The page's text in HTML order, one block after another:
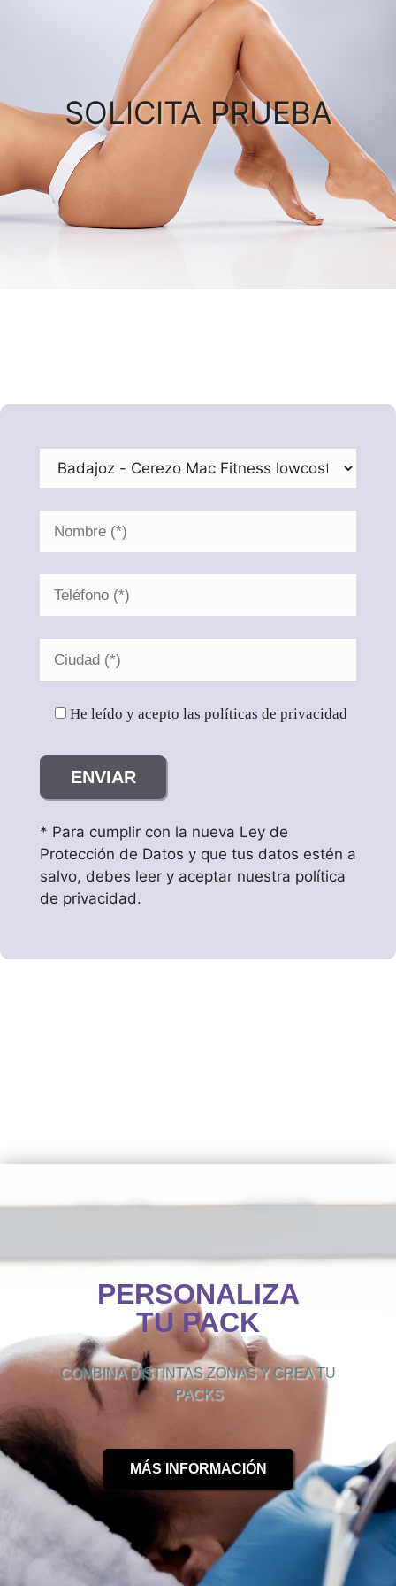
SOLICITA PRUEBA
He leído y acepto las políticas de privacidad
* Para cumplir con la nueva Ley de
Protección de Datos y que tus datos estén a
salvo, debes leer y aceptar nuestra política
de privacidad.
PERSONALIZA
TU PACK
COMBINA DISTINTAS ZONAS Y CREA TU
PACKS
MÁS INFORMACIÓN